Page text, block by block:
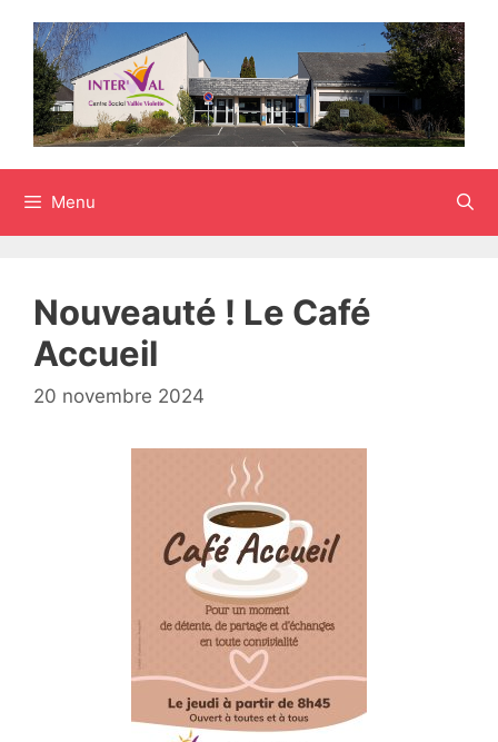
contenu
Menu
Nouveauté ! Le Café
Accueil
20 novembre 2024